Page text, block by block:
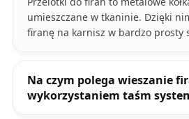
umieszczane w tkaninie. Dzięki
firanę na karnisz w bardzo prosty
Na czym polega wieszanie
wykorzystaniem taśm